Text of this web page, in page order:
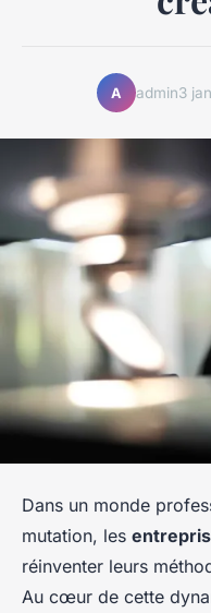
A admin3
Dans un monde
mutation, les
réinventer leurs
Au cœur de cette